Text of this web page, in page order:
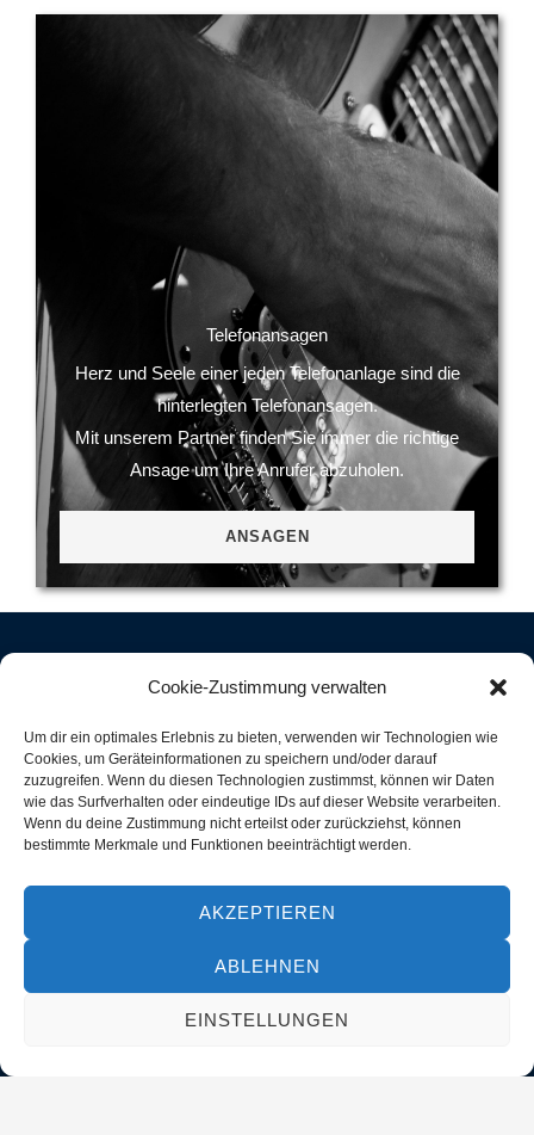
Cookie-Zustimmung verwalten
Um dir ein optimales Erlebnis zu bieten, verwenden wir Technologien wie
Cookies, um Geräteinformationen zu speichern und/oder darauf
zuzugreifen. Wenn du diesen Technologien zustimmst, können wir Daten
wie das Surfverhalten oder eindeutige IDs auf dieser Website verarbeiten.
Wenn du deine Zustimmung nicht erteilst oder zurückziehst, können
bestimmte Merkmale und Funktionen beeinträchtigt werden.
AKZEPTIEREN
ABLEHNEN
EINSTELLUNGEN
Telefonansagen
Herz und Seele einer jeden Telefonanlage sind die
hinterlegten Telefonansagen.
Mit unserem Partner finden Sie immer die richtige
Ansage um Ihre Anrufer abzuholen.
ANSAGEN
moderne Kommunikation.
L
i
n
d
Kategorien
Dienstleistungen
AGB